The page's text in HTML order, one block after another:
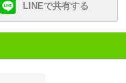
LINEで共有する